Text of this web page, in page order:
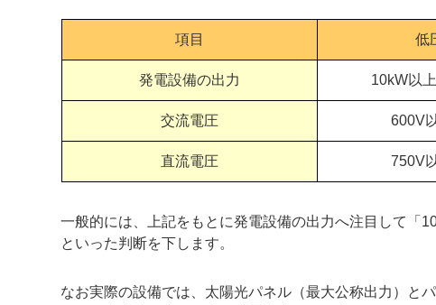
項目 低
発電設備の出力 10kW以
交流電圧 600V
直流電圧 750V
一般的には、上記をもとに発電設備の出力へ注目して「
といった判断を下します。
なお実際の設備では、太陽光パネル（最大公称出力）と